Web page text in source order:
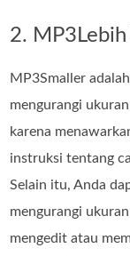
2. MP3Lebih
MP3Smaller
mengurangi
karena
instruksi tentang
Selain itu, Anda
mengurangi
mengedit atau